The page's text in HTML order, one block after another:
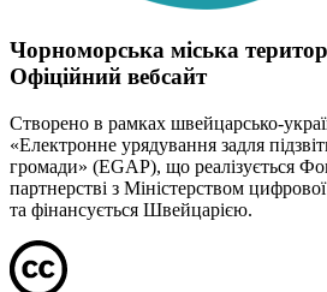
Чорноморська міська
Офіційний вебсайт
Створено в рамках швейцарсько-
«Електронне урядування задля
громади» (EGAP), що реалізується
партнерстві з Міністерством
та фінансується Швейцарією.